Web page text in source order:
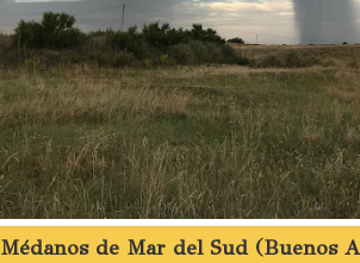
Médanos de Mar del Sud (Buenos